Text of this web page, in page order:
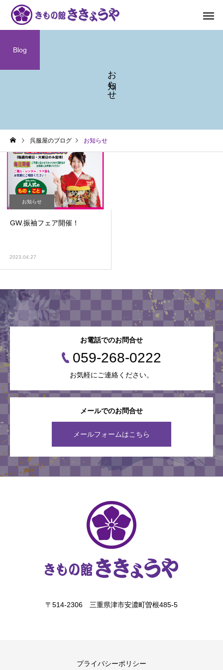
お知らせ
Blog
呉服屋のブログ お知らせ
お知らせ
GW.振袖フェア開催！
2023.04.27
メールでのお問合せ
メールフォームはこちら
お電話でのお問合せ
059-268-0222
お気軽にご連絡ください。
〒514-2306 三重県津市安濃町曽根485-5
プライバシーポリシー